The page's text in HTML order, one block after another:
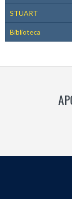
STUART
Biblioteca